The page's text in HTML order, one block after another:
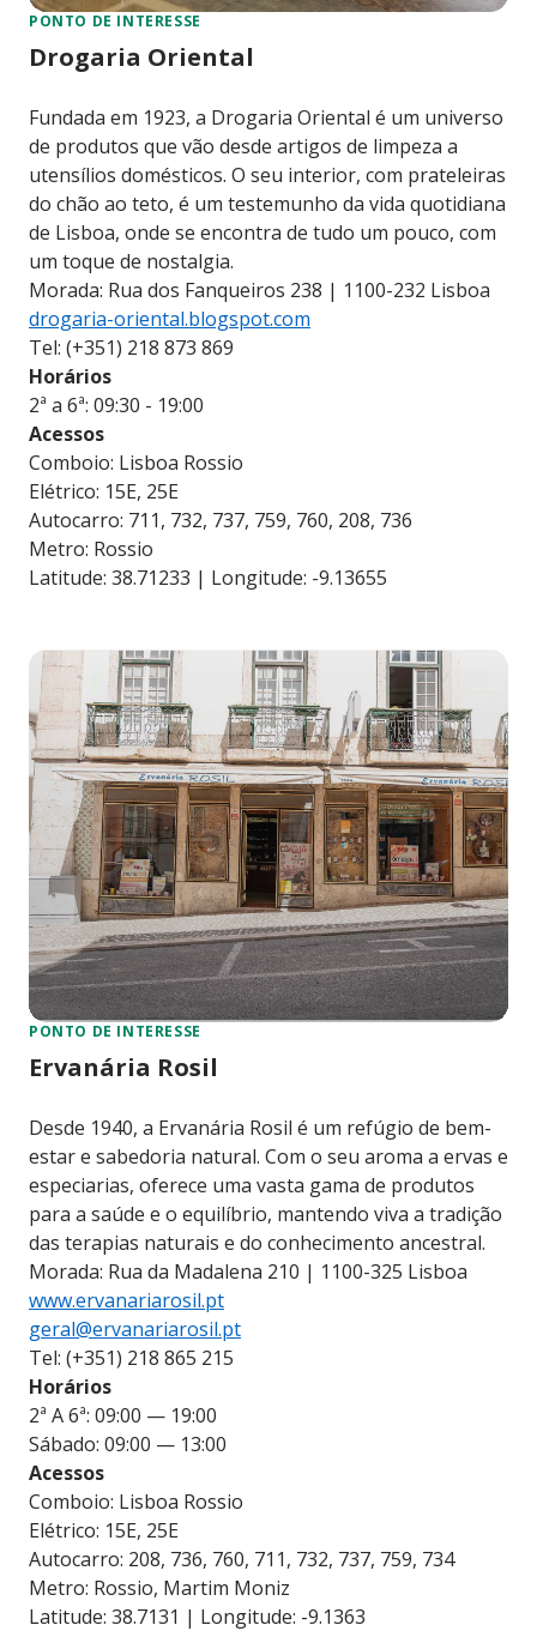
PONTO DE INTERESSE
Drogaria Oriental
Fundada em 1923, a Drogaria Oriental é um universo
de produtos que vão desde artigos de limpeza a
utensílios domésticos. O seu interior, com prateleiras
do chão ao teto, é um testemunho da vida quotidiana
de Lisboa, onde se encontra de tudo um pouco, com
um toque de nostalgia.
Morada: Rua dos Fanqueiros 238 | 1100-232 Lisboa
drogaria-oriental.blogspot.com
Tel: (+351) 218 873 869
Horários
2ª a 6ª: 09:30 - 19:00
Acessos
Comboio: Lisboa Rossio
Elétrico: 15E, 25E
Autocarro: 711, 732, 737, 759, 760, 208, 736
Metro: Rossio
Latitude: 38.71233 | Longitude: -9.13655
PONTO DE INTERESSE
Ervanária Rosil
Desde 1940, a Ervanária Rosil é um refúgio de bem-
estar e sabedoria natural. Com o seu aroma a ervas e
especiarias, oferece uma vasta gama de produtos
para a saúde e o equilíbrio, mantendo viva a tradição
das terapias naturais e do conhecimento ancestral.
Morada: Rua da Madalena 210 | 1100-325 Lisboa
www.ervanariarosil.pt
geral@ervanariarosil.pt
Tel: (+351) 218 865 215
Horários
2ª A 6ª: 09:00 — 19:00
Sábado: 09:00 — 13:00
Acessos
Comboio: Lisboa Rossio
Elétrico: 15E, 25E
Autocarro: 208, 736, 760, 711, 732, 737, 759, 734
Metro: Rossio, Martim Moniz
Latitude: 38.7131 | Longitude: -9.1363